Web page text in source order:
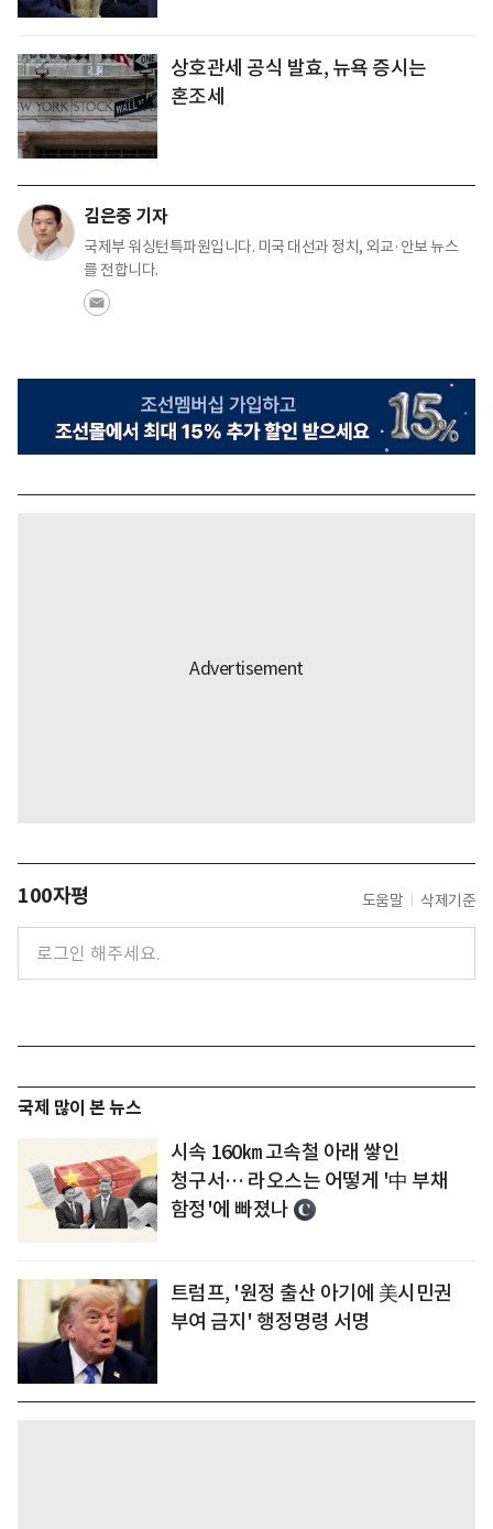
상호관세 공식 발효, 뉴욕 증시는
혼조세
김은중 기자
국제부 워싱턴특파원입니다. 미국 대선과 정치, 외교·안보 뉴스
를 전합니다.
100자평 도움말 삭제기준
국제 많이 본 뉴스
시속 160㎞ 고속철 아래 쌓인
청구서… 라오스는 어떻게 '中 부채
함정'에 빠졌나
트럼프, '원정 출산 아기에 美시민권
부여 금지' 행정명령 서명